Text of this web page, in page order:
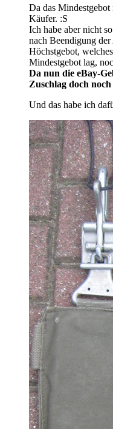
Da das
Käufer. :S
Ich habe aber nicht
nach Beendigung
Höchstgebot,
Mindestgebot lag,
Da nun die eBay-
Zuschlag doch
Und das habe ich